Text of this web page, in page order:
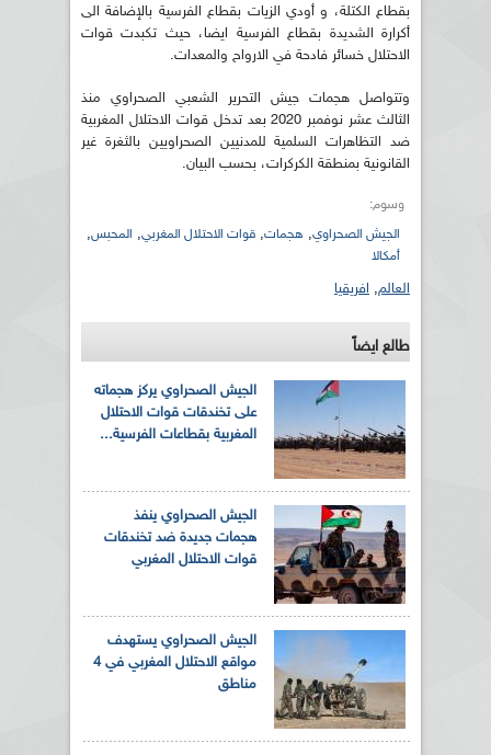
بقطاع الكتلة، و أودي الزيات بقطاع الفرسية بالإضافة الى
أكرارة الشديدة بقطاع الفرسية ايضا، حيث تكبدت قوات
الاحتلال خسائر فادحة في الارواح والمعدات.
وتتواصل هجمات جيش التحرير الشعبي الصحراوي منذ
الثالث عشر نوفمبر 2020 بعد تدخل قوات الاحتلال المغربية
ضد التظاهرات السلمية للمدنيين الصحراويين بالثغرة غير
القانونية بمنطقة الكركرات، بحسب البيان.
وسوم:
الجيش الصحراوي, هجمات, قوات الاحتلال المغربي, المحبس,
أمكالا
العالم, افريقيا
طالع ايضاً
الجيش الصحراوي يركز هجماته
على تخندقات قوات الاحتلال
المغربية بقطاعات الفرسية...
الجيش الصحراوي ينفذ
هجمات جديدة ضد تخندقات
قوات الاحتلال المغربي
الجيش الصحراوي يستهدف
مواقع الاحتلال المغربي في 4
مناطق